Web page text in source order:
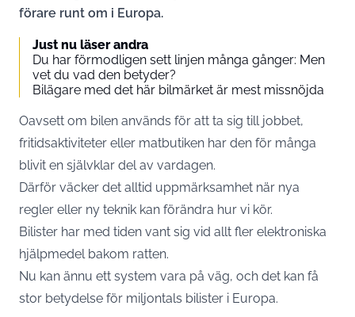
förare runt om i Europa.
Just nu läser andra
Du har förmodligen sett linjen många gånger: Men
vet du vad den betyder?
Bilägare med det här bilmärket är mest missnöjda
Oavsett om bilen används för att ta sig till jobbet,
fritidsaktiviteter eller matbutiken har den för många
blivit en självklar del av vardagen.
Därför väcker det alltid uppmärksamhet när nya
regler eller ny teknik kan förändra hur vi kör.
Bilister har med tiden vant sig vid allt fler elektroniska
hjälpmedel bakom ratten.
Nu kan ännu ett system vara på väg, och det kan få
stor betydelse för miljontals bilister i Europa.